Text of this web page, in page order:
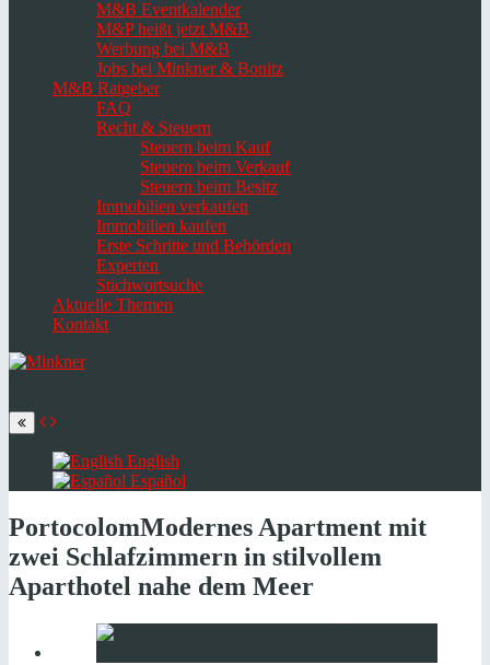
M&B Eventkalender
M&P heißt jetzt M&B
Werbung bei M&B
Jobs bei Minkner & Bonitz
M&B Ratgeber
FAQ
Recht & Steuern
Steuern beim Kauf
Steuern beim Verkauf
Steuern beim Besitz
Immobilien verkaufen
Immobilien kaufen
Erste Schritte und Behörden
Experten
Stichwortsuche
Aktuelle Themen
Kontakt
language
English
Español
PortocolomModernes Apartment mit
zwei Schlafzimmern in stilvollem
Aparthotel nahe dem Meer